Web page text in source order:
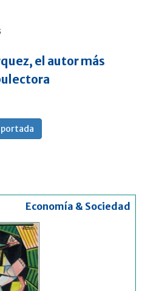
el autor más
Economía & Sociedad